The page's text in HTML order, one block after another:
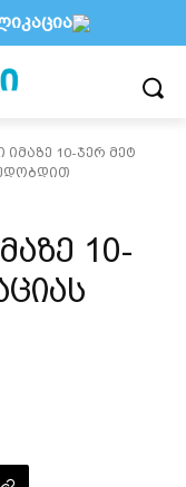
იმაზე 10-ჯერ მეტ
10-